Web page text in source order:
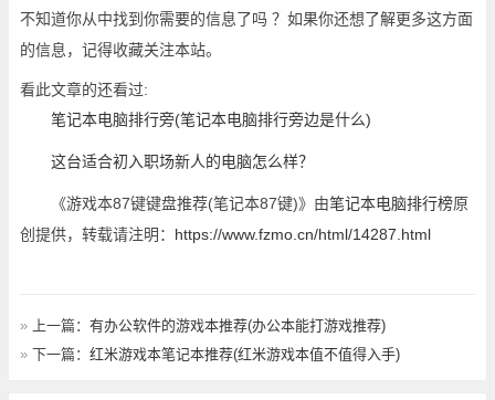
不知道你从中找到你需要的信息了吗 ？如果你还想了解更多这方面
的信息，记得收藏关注本站。
看此文章的还看过:
笔记本电脑排行旁(笔记本电脑排行旁边是什么)
这台适合初入职场新人的电脑怎么样？
《游戏本87键键盘推荐(笔记本87键)》由笔记本电脑排行榜原
创提供，转载请注明： https://www.fzmo.cn/html/14287.html
» 上一篇： 有办公软件的游戏本推荐(办公本能打游戏推荐)
» 下一篇： 红米游戏本笔记本推荐(红米游戏本值不值得入手)